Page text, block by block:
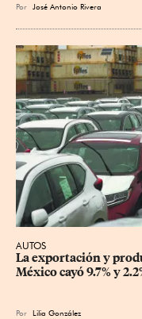
Por José Antonio Rivera
AUTOS
La exportación y
México cayó 9.7% y
Por Lilia González